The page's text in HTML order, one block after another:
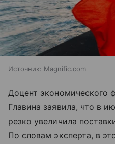
Источник: Magnific.com
Доцент экономического
Главина заявила, что в
резко увеличила
По словам эксперта, в